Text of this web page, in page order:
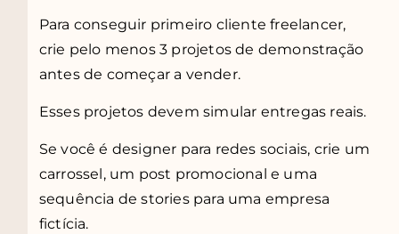
Para conseguir primeiro cliente freelancer,
crie pelo menos 3 projetos de demonstração
antes de começar a vender.
Esses projetos devem simular entregas reais.
Se você é designer para redes sociais, crie um
carrossel, um post promocional e uma
sequência de stories para uma empresa
fictícia.